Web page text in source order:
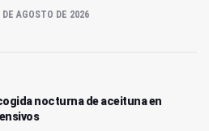
AGOSTO DE 2026
nocturna de aceituna en